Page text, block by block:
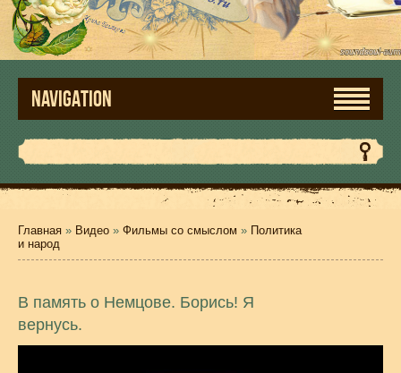
NAVIGATION
Главная » Видео » Фильмы со смыслом » Политика
и народ
В память о Немцове. Борись! Я
вернусь.